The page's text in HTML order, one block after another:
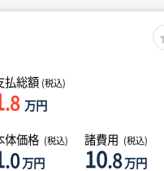
払総額 (税込)
.8 万円
体価格 (税込)
.0万円
諸費用 (税込)
10.8万円